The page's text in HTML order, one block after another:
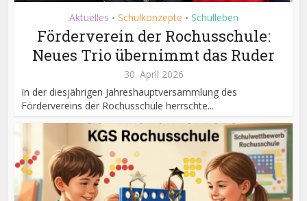
Aktuelles • Schulkonzepte • Schulleben
Förderverein der Rochusschule:
Neues Trio übernimmt das Ruder
30. April 2026
In der diesjährigen Jahreshauptversammlung des
Fördervereins der Rochusschule herrschte...